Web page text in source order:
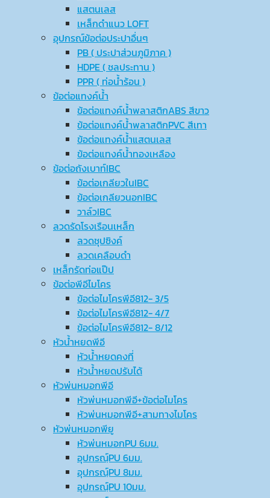
แสตนเลส
เหล็กดำแนว LOFT
อุปกรณ์ข้อต่อประปาอื่นๆ
PB ( ประปาส่วนภูมิภาค )
HDPE ( ชลประทาน )
PPR ( ท่อน้ำร้อน )
ข้อต่อแทงค์น้ำ
ข้อต่อแทงค์น้ำพลาสติกABS สีขาว
ข้อต่อแทงค์น้ำพลาสติกPVC สีเทา
ข้อต่อแทงค์น้ำแสตนเลส
ข้อต่อแทงค์น้ำทองเหลือง
ข้อต่อถังเบาท์IBC
ข้อต่อเกลียวในIBC
ข้อต่อเกลียวนอกIBC
วาล์วIBC
ลวดรัดโรงเรือนเหล็ก
ลวดชุปซิงค์
ลวดเคลือบดำ
เหล็กรัดท่อแป๊ป
ข้อต่อพีอีไมโคร
ข้อต่อไมโครพีอี812- 3/5
ข้อต่อไมโครพีอี812- 4/7
ข้อต่อไมโครพีอี812- 8/12
หัวน้ำหยดพีอี
หัวน้ำหยดคงที่
หัวน้ำหยดปรับได้
หัวพ่นหมอกพีอี
หัวพ่นหมอกพีอี+ข้อต่อไมโคร
หัวพ่นหมอกพีอี+สามทางไมโคร
หัวพ่นหมอกพียู
หัวพ่นหมอกPU 6มม.
อุปกรณ์ฺPU 6มม.
อุปกรณ์ฺPU 8มม.
อุปกรณ์ฺPU 10มม.